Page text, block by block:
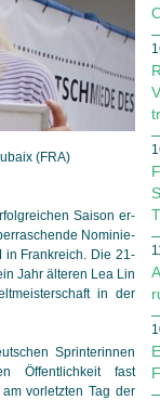
(FRA)
Saison er­
No­mi­nie­
in Frankreich. Die 21-
Jahr älteren Lea Lin
in der
Sprinterinnen
Öffentlichkeit fast
vorletzten Tag der